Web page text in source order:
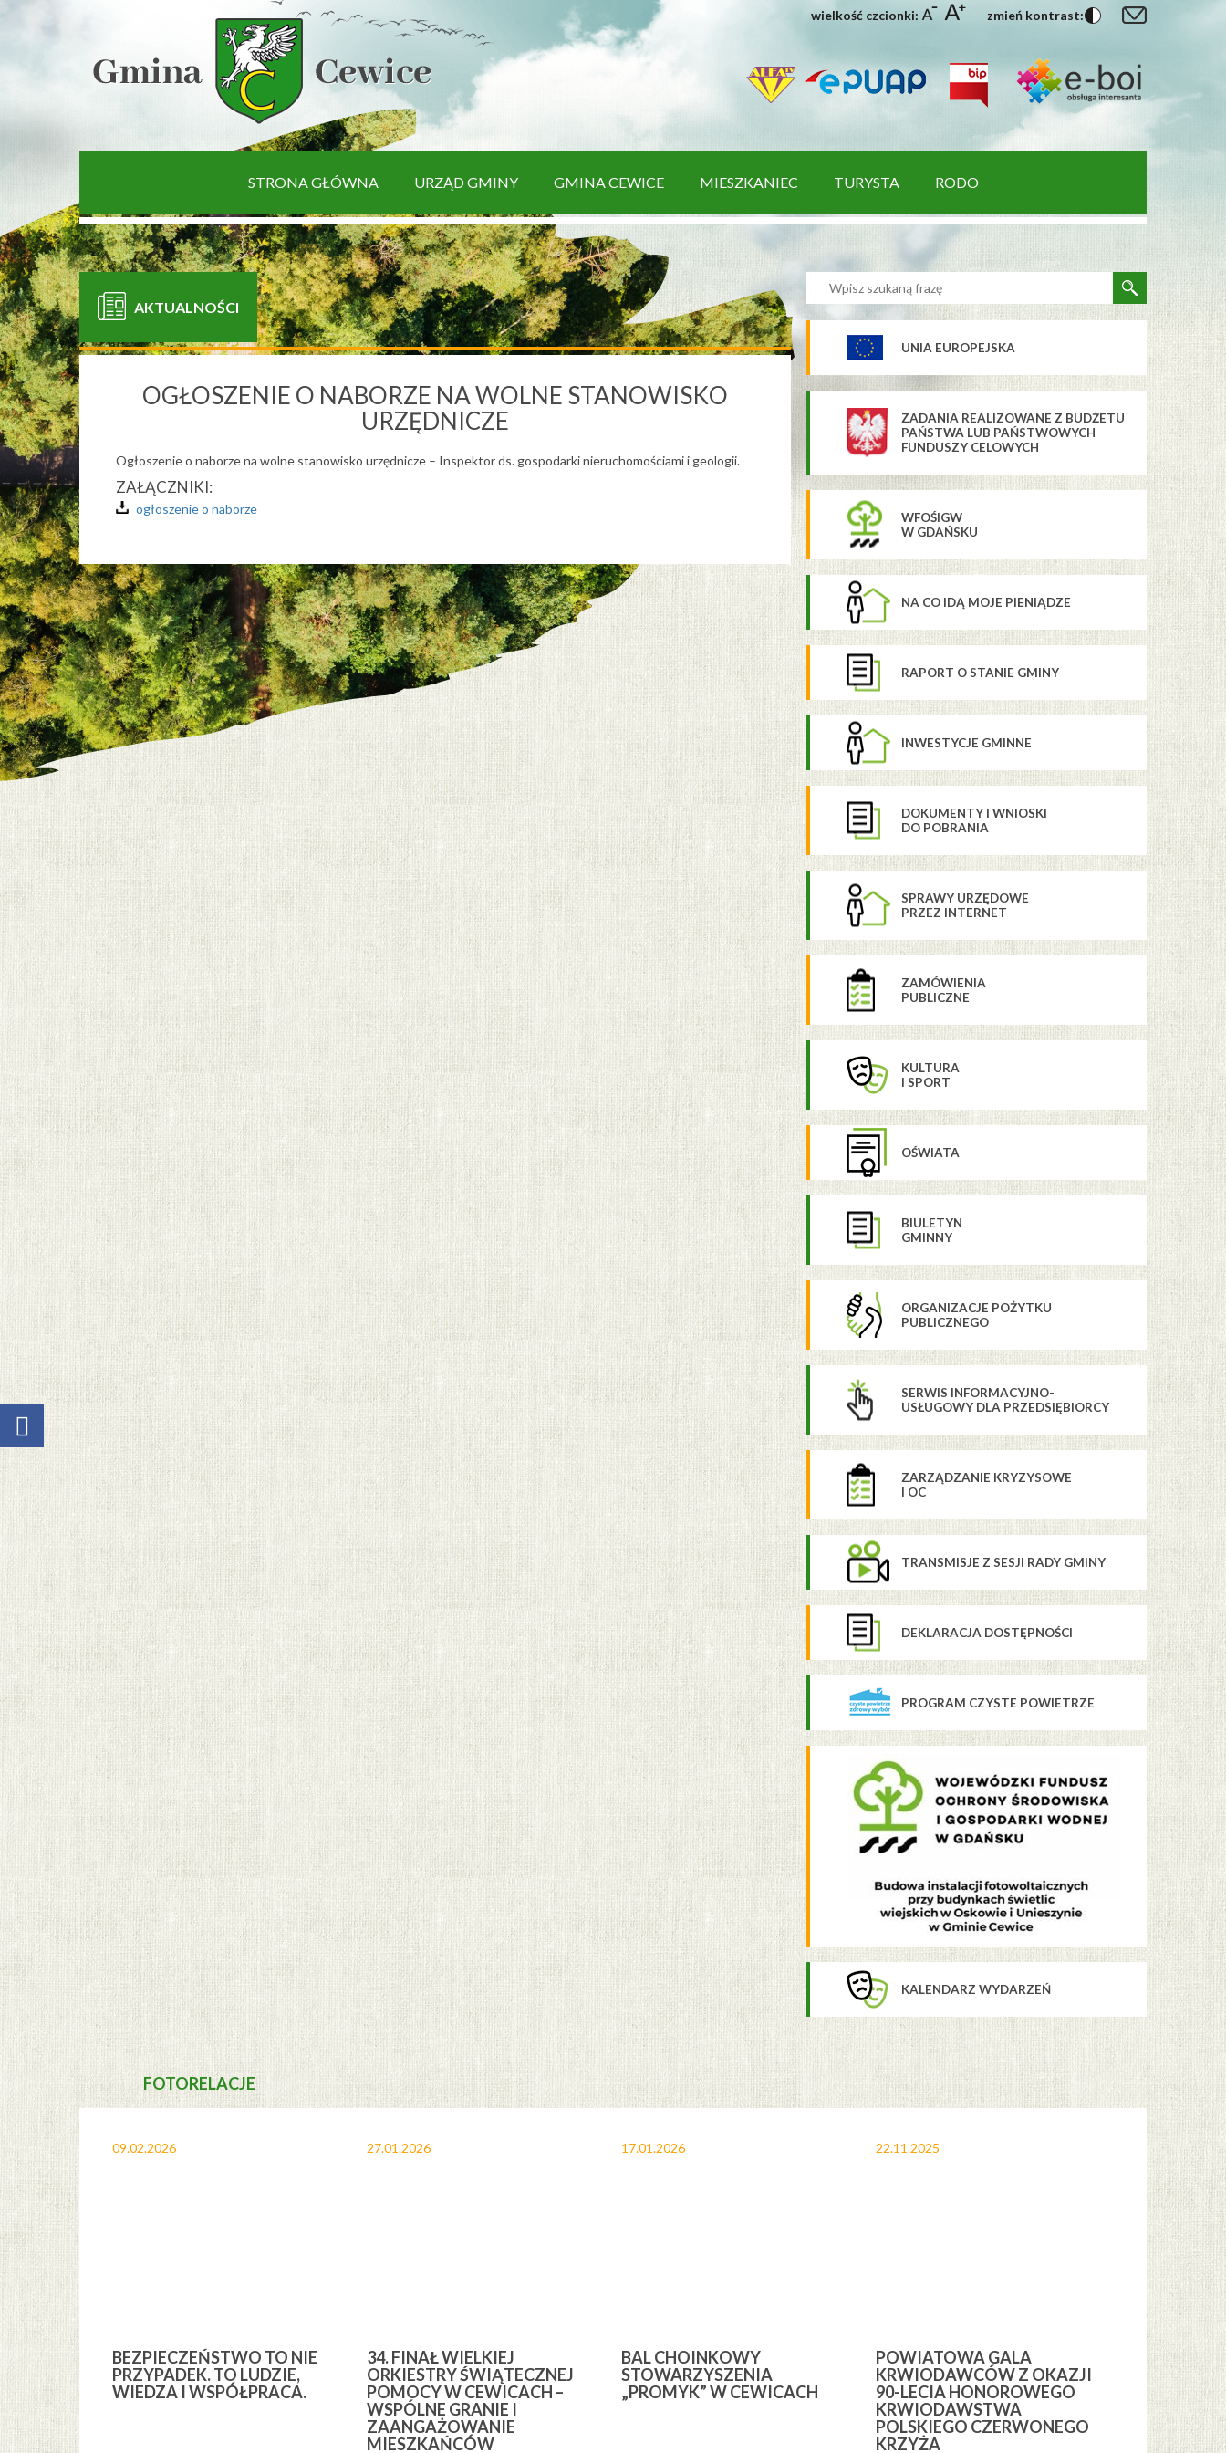
wielkość czcionki: zmień kontrast:
STRONA GŁÓWNA URZĄD GMINY GMINA CEWICE MIESZKANIEC TURYSTA RODO
AKTUALNOŚCI
OGŁOSZENIE O NABORZE NA WOLNE STANOWISKO
URZĘDNICZE
Ogłoszenie o naborze na wolne stanowisko urzędnicze – Inspektor ds. gospodarki nieruchomościami i geologii.
ZAŁĄCZNIKI:
ogłoszenie o naborze
UNIA EUROPEJSKA
ZADANIA REALIZOWANE Z BUDŻETU
PAŃSTWA LUB PAŃSTWOWYCH
FUNDUSZY CELOWYCH
WFOŚIGW
W GDAŃSKU
NA CO IDĄ MOJE PIENIĄDZE
RAPORT O STANIE GMINY
INWESTYCJE GMINNE
DOKUMENTY I WNIOSKI
DO POBRANIA
SPRAWY URZĘDOWE
PRZEZ INTERNET
ZAMÓWIENIA
PUBLICZNE
KULTURA
I SPORT
OŚWIATA
BIULETYN
GMINNY
ORGANIZACJE POŻYTKU
PUBLICZNEGO
SERWIS INFORMACYJNO-
USŁUGOWY DLA PRZEDSIĘBIORCY
ZARZĄDZANIE KRYZYSOWE
I OC
TRANSMISJE Z SESJI RADY GMINY
DEKLARACJA DOSTĘPNOŚCI
PROGRAM CZYSTE POWIETRZE
KALENDARZ WYDARZEŃ
FOTORELACJE
Z
GMINY
09.02.2026
BEZPIECZEŃSTWO TO NIE
PRZYPADEK. TO LUDZIE,
WIEDZA I WSPÓŁPRACA.
27.01.2026
34. FINAŁ WIELKIEJ
ORKIESTRY ŚWIĄTECZNEJ
POMOCY W CEWICACH –
WSPÓLNE GRANIE I
ZAANGAŻOWANIE
MIESZKAŃCÓW
17.01.2026
BAL CHOINKOWY
STOWARZYSZENIA
„PROMYK” W CEWICACH
22.11.2025
POWIATOWA GALA
KRWIODAWCÓW Z OKAZJI
90-LECIA HONOROWEGO
KRWIODAWSTWA
POLSKIEGO CZERWONEGO
KRZYŻA
12.11.2025
OBCHODY
ŚWIĘTA
GMINIE
[interaktywna-mapa]